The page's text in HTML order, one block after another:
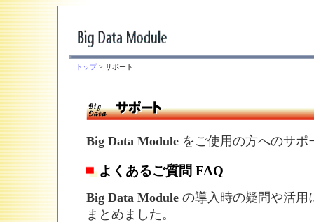
トップ> サポート
Big Data Moduleをご使用の方へのサポ
よくあるご質問 FAQ
Big Data Moduleの導入時の疑問や活用
まとめました。